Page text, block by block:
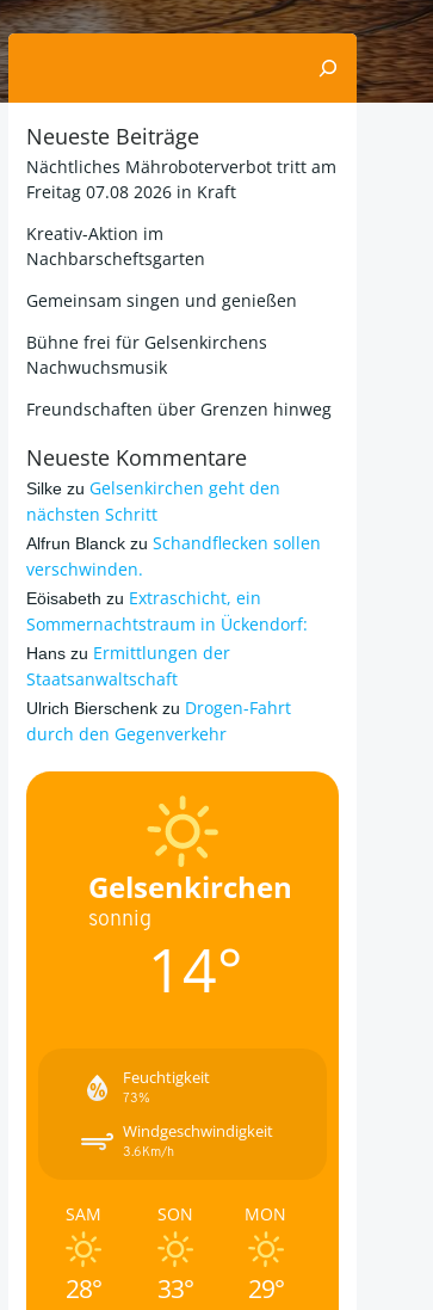
Suchen
Neueste Beiträge
Nächtliches Mähroboterverbot tritt am
Freitag 07.08 2026 in Kraft
Kreativ-Aktion im
Nachbarscheftsgarten
Gemeinsam singen und genießen
Bühne frei für Gelsenkirchens
Nachwuchsmusik
Freundschaften über Grenzen hinweg
Neueste Kommentare
Silke zu Gelsenkirchen geht den
nächsten Schritt
Alfrun Blanck zu Schandflecken sollen
verschwinden.
Eöisabeth zu Extraschicht, ein
Sommernachtstraum in Ückendorf:
Hans zu Ermittlungen der
Staatsanwaltschaft
Ulrich Bierschenk zu Drogen-Fahrt
durch den Gegenverkehr
Gelsenkirchen
sonnig
14°
Feuchtigkeit
73%
Windgeschwindigkeit
3.6Km/h
SAM
28°
SON
33°
MON
29°